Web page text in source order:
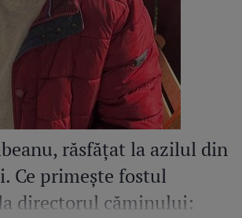
răsfățat la azilul din
Ce primește fostul
directorul căminului: